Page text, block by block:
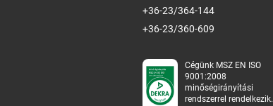
+36-23/364-144
+36-23/360-609
Cégünk MSZ EN ISO
9001:2008
minőségirányítási
rendszerrel rendelkezik.